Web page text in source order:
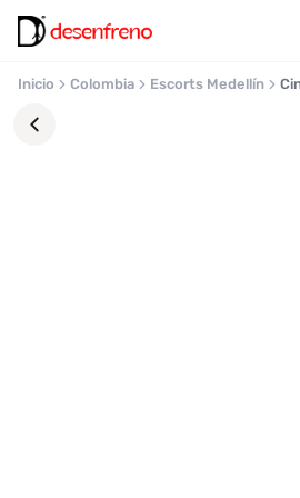
Inicio Colombia Escorts Medellín